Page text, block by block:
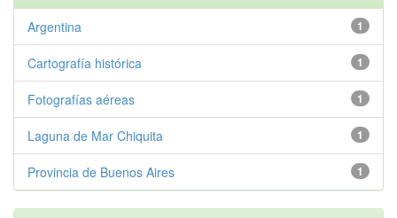
1
Argentina
1
Cartografía histórica
1
Fotografías aéreas
1
Laguna de Mar Chiquita
1
Provincia de Buenos Aires